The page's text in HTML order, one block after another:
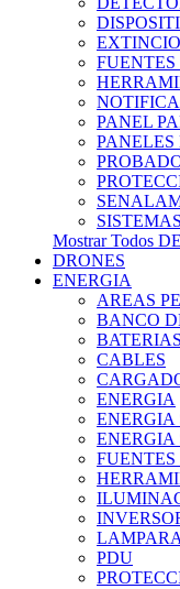
PANEL
Mostrar Todos
DRONES
ENERGIA
AREAS
BANCO
BATERIAS
CABLES
ENERGIA
ENERGIA
ENERGIA
FUENTES
PDU